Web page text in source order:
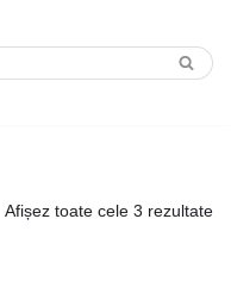
Afișez toate cele 3 rezultate